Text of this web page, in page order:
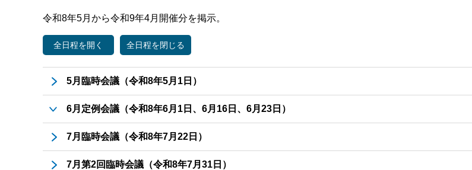
令和8年5月から令和9年4月開催分を掲示。
5月臨時会議（令和8年5月1日）
6月定例会議（令和8年6月1日、6月16日、6月23日）
令和8年芽室町議会定例会6月定例会議議事日程〔第1号〕
令和8年芽室町議会定例会6月定例会議議事日程〔第3号〕
7月臨時会議（令和8年7月22日）
7月第2回臨時会議（令和8年7月31日）